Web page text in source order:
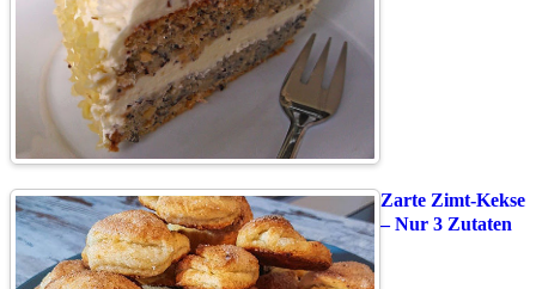
Zarte Zimt-Kekse
– Nur 3 Zutaten